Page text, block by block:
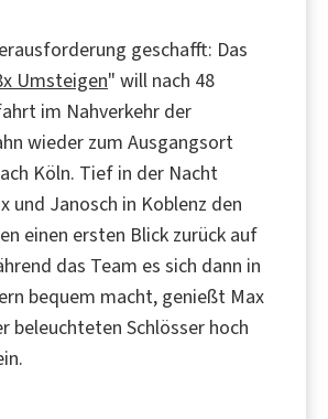
geschafft: Das
Umsteigen" will nach 48
im Nahverkehr der
wieder zum Ausgangsort
Köln. Tief in der Nacht
und Janosch in Koblenz den
einen ersten Blick zurück auf
das Team es sich dann in
bequem macht, genießt Max
beleuchteten Schlösser hoch